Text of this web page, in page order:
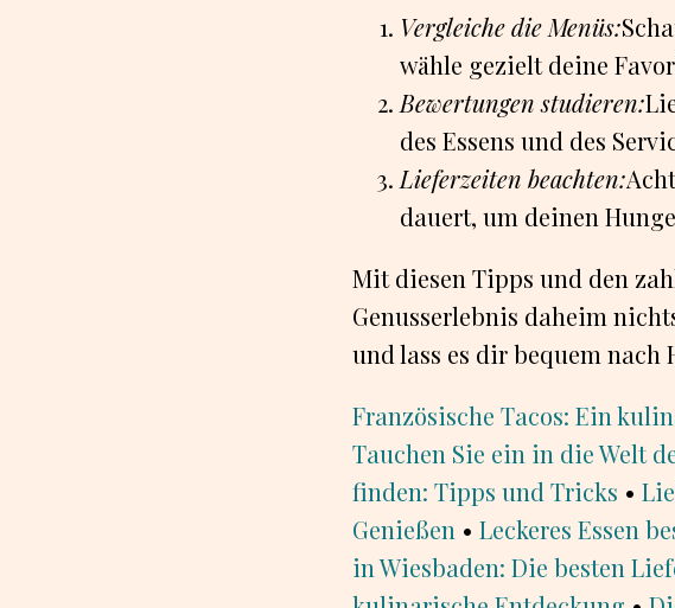
Vergleiche die Menüs:
wähle gezielt deine
Bewertungen studieren:
des Essens und des
Lieferzeiten beachten:
dauert, um deinen
Mit diesen Tipps und den
Genusserlebnis daheim
und lass es dir bequem nach
Französische Tacos: Ein
Tauchen Sie ein in die Welt
finden: Tipps und Tricks •
Genießen • Leckeres Essen
in Wiesbaden: Die besten